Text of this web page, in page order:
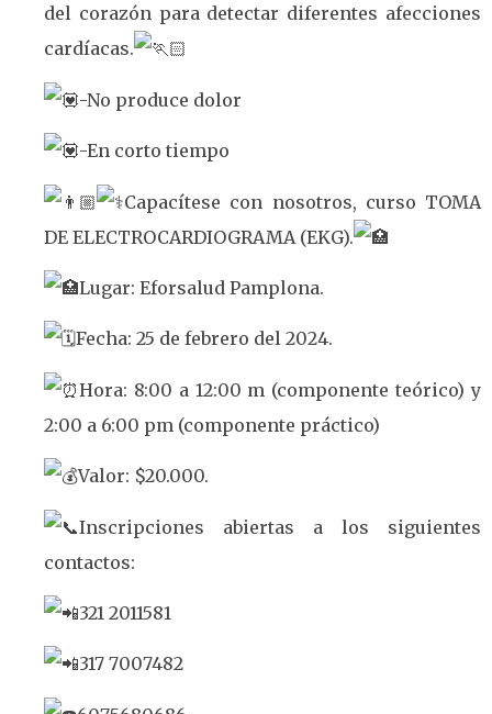
del corazón para detectar diferentes afecciones
cardíacas.
-No produce dolor
-En corto tiempo
Capacítese con nosotros, curso TOMA
DE ELECTROCARDIOGRAMA (EKG).
Lugar: Eforsalud Pamplona.
Fecha: 25 de febrero del 2024.
Hora: 8:00 a 12:00 m (componente teórico) y
2:00 a 6:00 pm (componente práctico)
Valor: $20.000.
Inscripciones abiertas a los siguientes
contactos:
321 2011581
317 7007482